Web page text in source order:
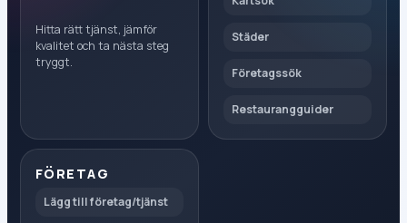
Hitta rätt tjänst, jämför
kvalitet och ta nästa steg
tryggt.
Städer
Företagssök
Restaurangguider
FÖRETAG
Lägg till företag/tjänst